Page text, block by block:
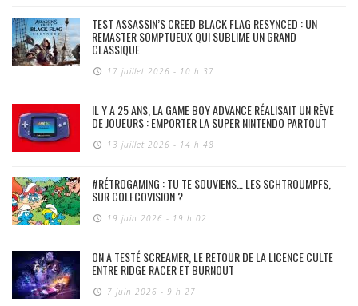
TEST ASSASSIN’S CREED BLACK FLAG RESYNCED : UN
REMASTER SOMPTUEUX QUI SUBLIME UN GRAND
CLASSIQUE
17 juillet 2026 - 10 h 37
IL Y A 25 ANS, LA GAME BOY ADVANCE RÉALISAIT UN RÊVE
DE JOUEURS : EMPORTER LA SUPER NINTENDO PARTOUT
13 juillet 2026 - 14 h 48
#RÉTROGAMING : TU TE SOUVIENS… LES SCHTROUMPFS,
SUR COLECOVISION ?
19 juin 2026 - 19 h 02
ON A TESTÉ SCREAMER, LE RETOUR DE LA LICENCE CULTE
ENTRE RIDGE RACER ET BURNOUT
7 juin 2026 - 9 h 27